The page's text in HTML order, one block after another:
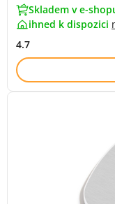
Skladem v e-
ihned k dispozici
4.7